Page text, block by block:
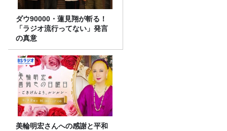
ダウ90000・蓮見翔が斬る！
「ラジオ流行ってない」発言
の真意
美輪明宏さんへの感謝と平和